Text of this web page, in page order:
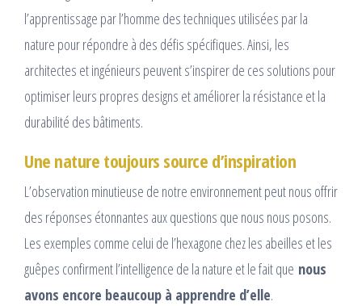
l’apprentissage par l’homme des techniques utilisées par la
nature pour répondre à des défis spécifiques. Ainsi, les
architectes et ingénieurs peuvent s’inspirer de ces solutions pour
optimiser leurs propres designs et améliorer la résistance et la
durabilité des bâtiments.
Une nature toujours source d’inspiration
L’observation minutieuse de notre environnement peut nous offrir
des réponses étonnantes aux questions que nous nous posons.
Les exemples comme celui de l’hexagone chez les abeilles et les
guêpes confirment l’intelligence de la nature et le fait que nous
avons encore beaucoup à apprendre d’elle.